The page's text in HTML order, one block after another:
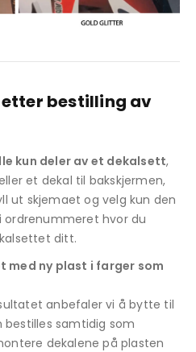
bestilling av
kun deler av et dekalsett,
et dekal til bakskjermen,
ut skjemaet og velg kun den
ordrenummeret hvor du
ditt.
med ny plast i farger som
anbefaler vi å bytte til
samtidig som
dekalene på plasten